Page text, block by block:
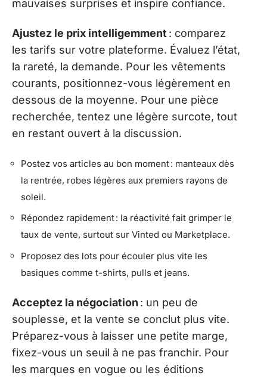
mauvaises surprises et inspire confiance.
Ajustez le prix intelligemment: comparez
les tarifs sur votre plateforme. Évaluez l’état,
la rareté, la demande. Pour les vêtements
courants, positionnez-vous légèrement en
dessous de la moyenne. Pour une pièce
recherchée, tentez une légère surcote, tout
en restant ouvert à la discussion.
Postez vos articles au bon moment : manteaux dès
la rentrée, robes légères aux premiers rayons de
soleil.
Répondez rapidement : la réactivité fait grimper le
taux de vente, surtout sur Vinted ou Marketplace.
Proposez des lots pour écouler plus vite les
basiques comme t-shirts, pulls et jeans.
Acceptez la négociation : un peu de
souplesse, et la vente se conclut plus vite.
Préparez-vous à laisser une petite marge,
fixez-vous un seuil à ne pas franchir. Pour
les marques en vogue ou les éditions